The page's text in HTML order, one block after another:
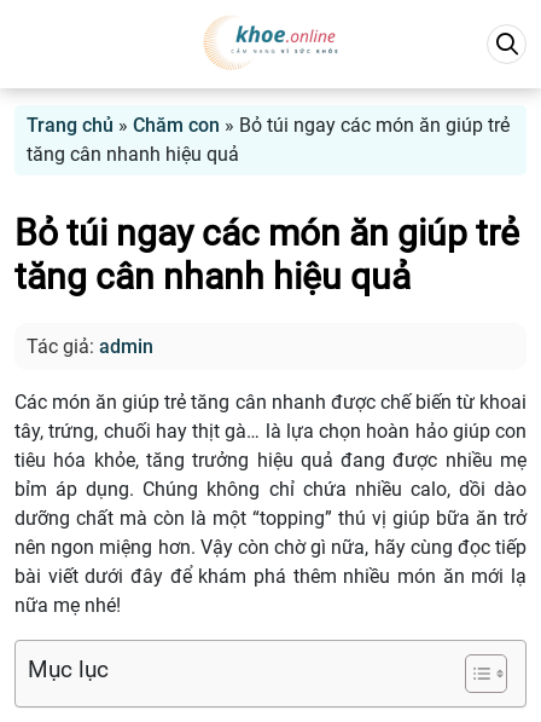
Trang chủ » Chăm con » Bỏ túi ngay các món ăn giúp trẻ
tăng cân nhanh hiệu quả
Bỏ túi ngay các món ăn giúp trẻ
tăng cân nhanh hiệu quả
Tác giả: admin
Các món ăn giúp trẻ tăng cân nhanh được chế biến từ khoai
tây, trứng, chuối hay thịt gà… là lựa chọn hoàn hảo giúp con
tiêu hóa khỏe, tăng trưởng hiệu quả đang được nhiều mẹ
bỉm áp dụng. Chúng không chỉ chứa nhiều calo, dồi dào
dưỡng chất mà còn là một “topping” thú vị giúp bữa ăn trở
nên ngon miệng hơn. Vậy còn chờ gì nữa, hãy cùng đọc tiếp
bài viết dưới đây để khám phá thêm nhiều món ăn mới lạ
nữa mẹ nhé!
Mục lục